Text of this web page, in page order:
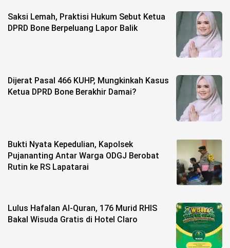
Saksi Lemah, Praktisi Hukum Sebut Ketua
DPRD Bone Berpeluang Lapor Balik
Dijerat Pasal 466 KUHP, Mungkinkah Kasus
Ketua DPRD Bone Berakhir Damai?
Bukti Nyata Kepedulian, Kapolsek
Pujananting Antar Warga ODGJ Berobat
Rutin ke RS Lapatarai
Lulus Hafalan Al-Quran, 176 Murid RHIS
Bakal Wisuda Gratis di Hotel Claro